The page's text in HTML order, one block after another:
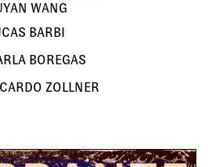
WANG
BARBI
BOREGAS
ZOLLNER